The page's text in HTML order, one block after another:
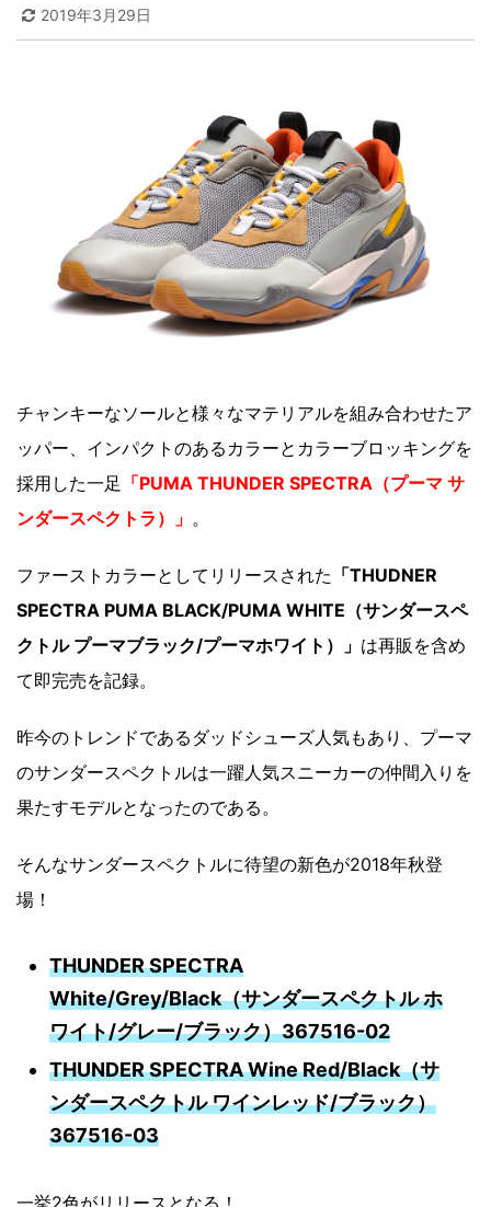
2019年3月29日
チャンキーなソールと様々なマテリアルを組み合わせたア
ッパー、インパクトのあるカラーとカラーブロッキングを
採用した一足 「PUMA THUNDER SPECTRA（プーマ サ
ンダースペクトラ）」 。
ファーストカラーとしてリリースされた 「THUDNER
SPECTRA PUMA BLACK/PUMA WHITE（サンダースペ
クトル プーマブラック/プーマホワイト）」 は再販を含め
て即完売を記録。
昨今のトレンドであるダッドシューズ人気もあり、プーマ
のサンダースペクトルは一躍人気スニーカーの仲間入りを
果たすモデルとなったのである。
そんなサンダースペクトルに待望の新色が2018年秋登
場！
THUNDER SPECTRA
White/Grey/Black（サンダースペクトル ホ
ワイト/グレー/ブラック）367516-02
THUNDER SPECTRA Wine Red/Black（サ
ンダースペクトル ワインレッド/ブラック）
367516-03